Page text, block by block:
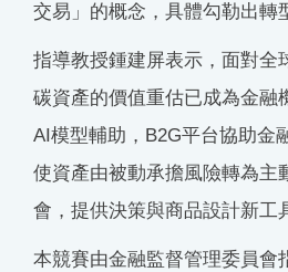
交易」的概念，具體勾勒出轉
指導教授鍾建屏表示，面對全
碳資產的價值重估已成為金融
AI模型輔助，B2G平台協助金
使資產由被動承擔風險轉為主
會，提供決策與商品設計新工
本競賽由金融監督管理委員會